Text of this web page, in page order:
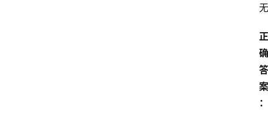
无
正
确
答
案
：